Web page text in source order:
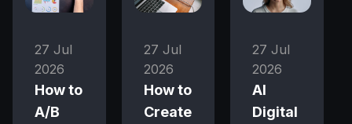
27 Jul
2026
How to
A/B
27 Jul
2026
How to
Create
27 Jul
2026
AI
Digital